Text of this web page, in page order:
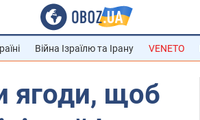
Війна Ізраїлю та Ірану VENETO
ягоди, щоб